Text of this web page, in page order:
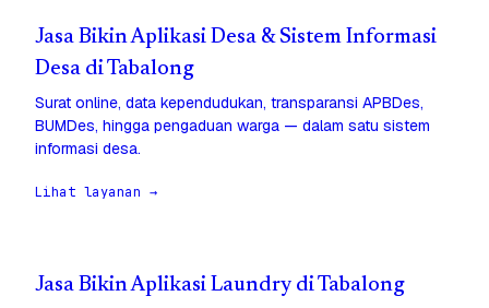
Jasa Bikin Aplikasi Desa & Sistem Informasi
Desa di Tabalong
Surat online, data kependudukan, transparansi APBDes,
BUMDes, hingga pengaduan warga — dalam satu sistem
informasi desa.
Lihat layanan →
Jasa Bikin Aplikasi Laundry di Tabalong